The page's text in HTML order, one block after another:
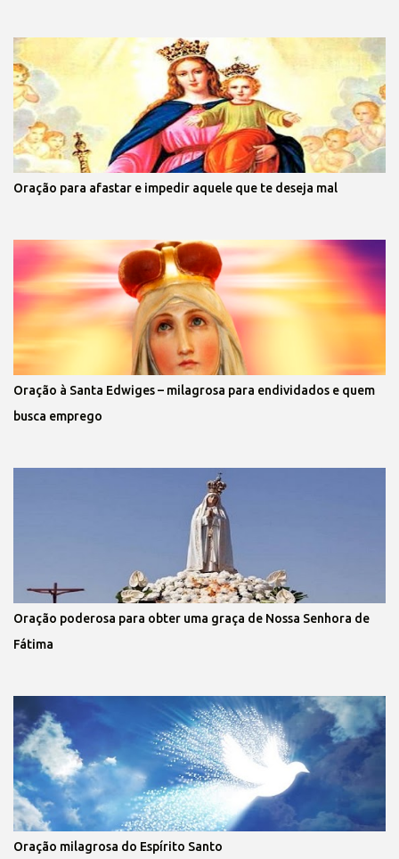
Oração para afastar e impedir aquele que te deseja mal
Oração à Santa Edwiges – milagrosa para endividados e quem
busca emprego
Oração poderosa para obter uma graça de Nossa Senhora de
Fátima
Oração milagrosa do Espírito Santo